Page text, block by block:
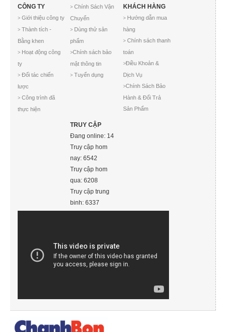
CÔNG TY
> Giới thiệu công ty
> Thành tích -
Bằng khen
> Hoạt động công
ty
> Đối tác chiến
lược
> Công trình đã
thực hiện
> Chính Sách Vận
Chuyển
> Dùng thử sản
phẩm
>Chính sách bảo
mật thông tin
> Tuyển dụng
KHÁCH HÀNG
>Hướng dẫn mua
hàng
>Chính sách thanh
toán
>Điều Khoản &
Dịch Vụ
>Chính Sách Bảo
Hành & Đổi Trả
Sản Phẩm
TRUY CẬP
Đang online: 14
Truy cập hom
nay: 6542
Truy cập hom
qua: 6208
Truy cập trung
binh: 6337